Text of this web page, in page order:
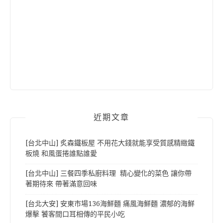
近期文章
[台北中山] 炙森鐵板屋 不用花大錢就能享受質感精緻鐵
板燒 和風蛋捲誰點誰愛
[台北中山] 三餐四季私廚料理 精心變化的菜色 讓你帶
著期待來 帶著滿意回味
[台北大安] 安東市場136海鮮麵 痛風海鮮麵 濃郁的海鮮
爆擊 饕客間口耳相傳的平民小吃